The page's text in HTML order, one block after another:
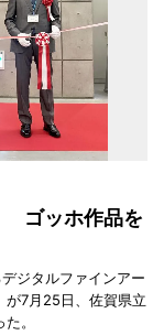
ゴッホ作品を
ジタルファインアー
が7月25日、佐賀県立
。